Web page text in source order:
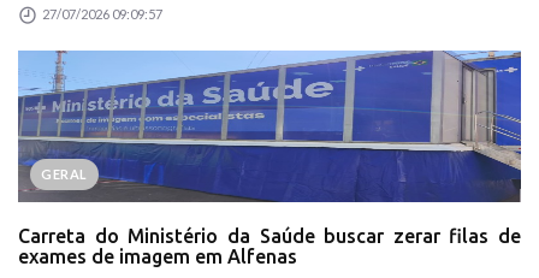
27/07/2026 09:09:57
GERAL
Carreta do Ministério da Saúde buscar zerar filas de
exames de imagem em Alfenas